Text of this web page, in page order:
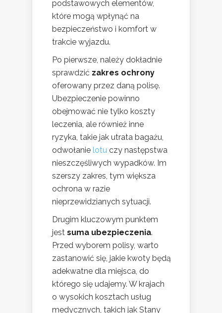
podstawowych elementów,
które mogą wpłynąć na
bezpieczeństwo i komfort w
trakcie wyjazdu.
Po pierwsze, należy dokładnie
sprawdzić zakres ochrony
oferowany przez daną polisę.
Ubezpieczenie powinno
obejmować nie tylko koszty
leczenia, ale również inne
ryzyka, takie jak utrata bagażu,
odwołanie lotu czy następstwa
nieszczęśliwych wypadków. Im
szerszy zakres, tym większa
ochrona w razie
nieprzewidzianych sytuacji.
Drugim kluczowym punktem
jest suma ubezpieczenia.
Przed wyborem polisy, warto
zastanowić się, jakie kwoty będą
adekwatne dla miejsca, do
którego się udajemy. W krajach
o wysokich kosztach usług
medycznych, takich jak Stany